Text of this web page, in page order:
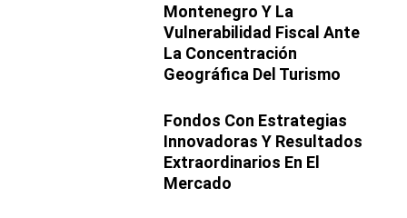
Montenegro Y La
Vulnerabilidad Fiscal Ante
La Concentración
Geográfica Del Turismo
Fondos Con Estrategias
Innovadoras Y Resultados
Extraordinarios En El
Mercado